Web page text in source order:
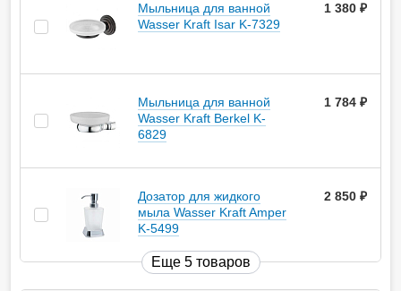
Мыльница для ванной
Wasser Kraft Isar K-7329
1 380
Мыльница для ванной
Wasser Kraft Berkel K-
6829
1 784
Дозатор для жидкого
мыла Wasser Kraft Amper
K-5499
2 850
Еще 5 товаров